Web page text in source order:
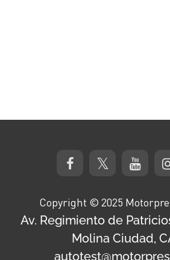
Copyright © 2025
Av. Regimiento de
Molina Ciudad,